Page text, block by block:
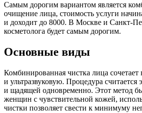
Самым дорогим вариантом является
очищение лица, стоимость услуги
и доходит до 8000. В Москве и Санкт-
косметолога будет самым дорогим.
Основные виды
Комбинированная чистка лица
и ультразвуковую. Процедура считается
и щадящей одновременно. Этот метод
женщин с чувствительной кожей,
чистки позволяет свести к минимуму